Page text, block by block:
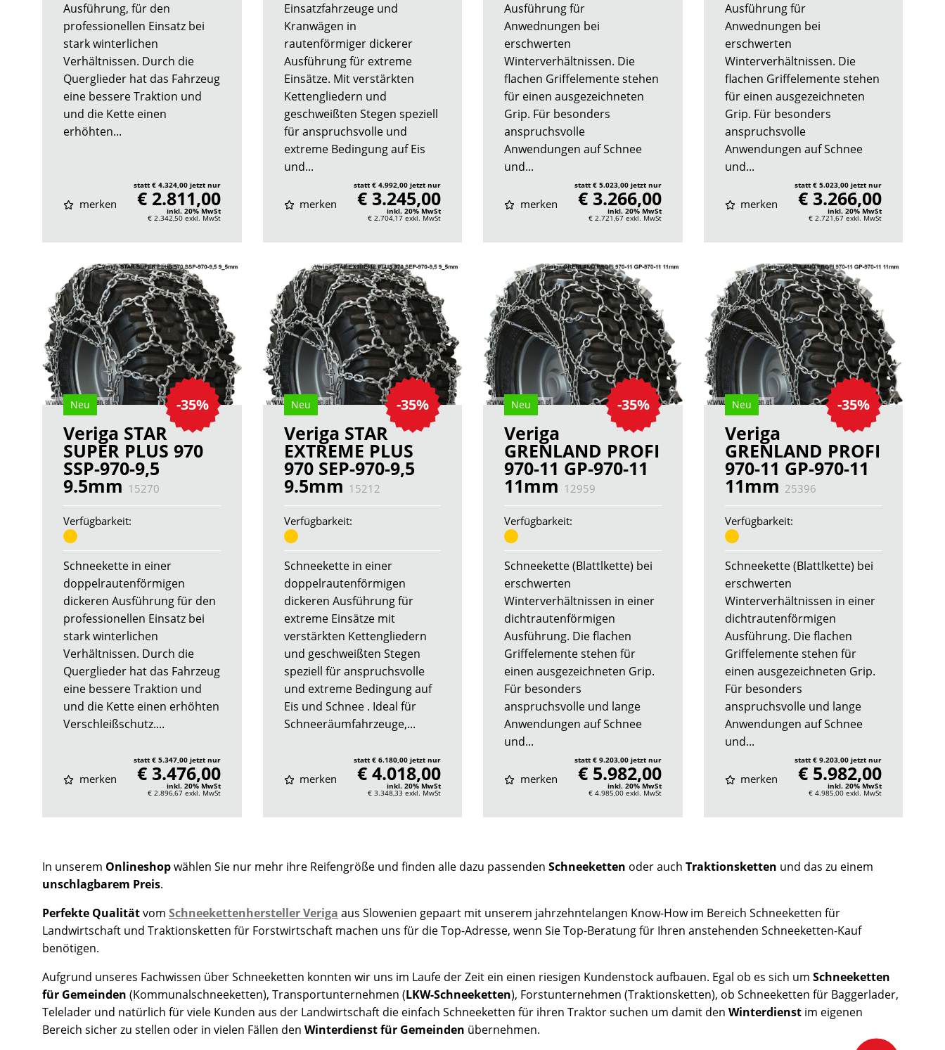
Ausführung, für den
professionellen Einsatz bei
stark winterlichen
Verhältnissen. Durch die
Querglieder hat das Fahrzeug
eine bessere Traktion und
und die Kette einen
erhöhten...
merken
statt € 4.324,00 jetzt nur
€ 2.811,00
inkl. 20% MwSt
€ 2.342,50 exkl. MwSt
Einsatzfahrzeuge und
Kranwägen in
rautenförmiger dickerer
Ausführung für extreme
Einsätze. Mit verstärkten
Kettengliedern und
geschweißten Stegen speziell
für anspruchsvolle und
extreme Bedingung auf Eis
und...
merken
statt € 4.992,00 jetzt nur
€ 3.245,00
inkl. 20% MwSt
€ 2.704,17 exkl. MwSt
Ausführung für
Anwednungen bei
erschwerten
Winterverhältnissen. Die
flachen Griffelemente stehen
für einen ausgezeichneten
Grip. Für besonders
anspruchsvolle
Anwendungen auf Schnee
und...
merken
statt € 5.023,00 jetzt nur
€ 3.266,00
inkl. 20% MwSt
€ 2.721,67 exkl. MwSt
Ausführung für
Anwednungen bei
erschwerten
Winterverhältnissen. Die
flachen Griffelemente stehen
für einen ausgezeichneten
Grip. Für besonders
anspruchsvolle
Anwendungen auf Schnee
und...
merken
statt € 5.023,00 jetzt nur
€ 3.266,00
inkl. 20% MwSt
€ 2.721,67 exkl. MwSt
-35%
Neu
Veriga STAR
SUPER PLUS 970
SSP-970-9,5
9.5mm 15270
Verfügbarkeit:
Schneekette in einer
doppelrautenförmigen
dickeren Ausführung für den
professionellen Einsatz bei
stark winterlichen
Verhältnissen. Durch die
Querglieder hat das Fahrzeug
eine bessere Traktion und
und die Kette einen erhöhten
Verschleißschutz....
merken
statt € 5.347,00 jetzt nur
€ 3.476,00
inkl. 20% MwSt
€ 2.896,67 exkl. MwSt
-35%
Neu
Veriga STAR
EXTREME PLUS
970 SEP-970-9,5
9.5mm 15212
Verfügbarkeit:
Schneekette in einer
doppelrautenförmigen
dickeren Ausführung für
extreme Einsätze mit
verstärkten Kettengliedern
und geschweißten Stegen
speziell für anspruchsvolle
und extreme Bedingung auf
Eis und Schnee . Ideal für
Schneeräumfahrzeuge,...
merken
statt € 6.180,00 jetzt nur
€ 4.018,00
inkl. 20% MwSt
€ 3.348,33 exkl. MwSt
-35%
Neu
Veriga
GRENLAND PROFI
970-11 GP-970-11
11mm 12959
Verfügbarkeit:
Schneekette (Blattlkette) bei
erschwerten
Winterverhältnissen in einer
dichtrautenförmigen
Ausführung. Die flachen
Griffelemente stehen für
einen ausgezeichneten Grip.
Für besonders
anspruchsvolle und lange
Anwendungen auf Schnee
und...
merken
statt € 9.203,00 jetzt nur
€ 5.982,00
inkl. 20% MwSt
€ 4.985,00 exkl. MwSt
-35%
Neu
Veriga
GRENLAND PROFI
970-11 GP-970-11
11mm 25396
Verfügbarkeit:
Schneekette (Blattlkette) bei
erschwerten
Winterverhältnissen in einer
dichtrautenförmigen
Ausführung. Die flachen
Griffelemente stehen für
einen ausgezeichneten Grip.
Für besonders
anspruchsvolle und lange
Anwendungen auf Schnee
und...
merken
statt € 9.203,00 jetzt nur
€ 5.982,00
inkl. 20% MwSt
€ 4.985,00 exkl. MwSt
In unserem Onlineshopwählen Sie nur mehr ihre Reifengröße und finden alle dazu passenden Schneeketten oder auch Traktionsketten und das zu einem
unschlagbarem Preis.
Perfekte Qualitätvom Schneekettenhersteller Veriga aus Slowenien gepaart mit unserem jahrzehntelangen Know-How im Bereich Schneeketten für
Landwirtschaft und Traktionsketten für Forstwirtschaft machen uns für die Top-Adresse, wenn Sie Top-Beratung für Ihren anstehenden Schneeketten-Kauf
benötigen.
Aufgrund unseres Fachwissen über Schneeketten konnten wir uns im Laufe der Zeit ein einen riesigen Kundenstock aufbauen. Egal ob es sich um Schneeketten
für Gemeinden (Kommunalschneeketten), Transportunternehmen (LKW-Schneeketten), Forstunternehmen (Traktionsketten), ob Schneeketten für Baggerlader,
Telelader und natürlich für viele Kunden aus der Landwirtschaft die einfach Schneeketten für ihren Traktor suchen um damit den Winterdienst im eigenen
Bereich sicher zu stellen oder in vielen Fällen den Winterdienst für Gemeinden übernehmen.